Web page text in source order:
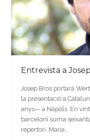
Entrevista a
Josep Bros portarà
la presentació a
anys— a Nàpols. En
barceloní suma
repertori. Maria…